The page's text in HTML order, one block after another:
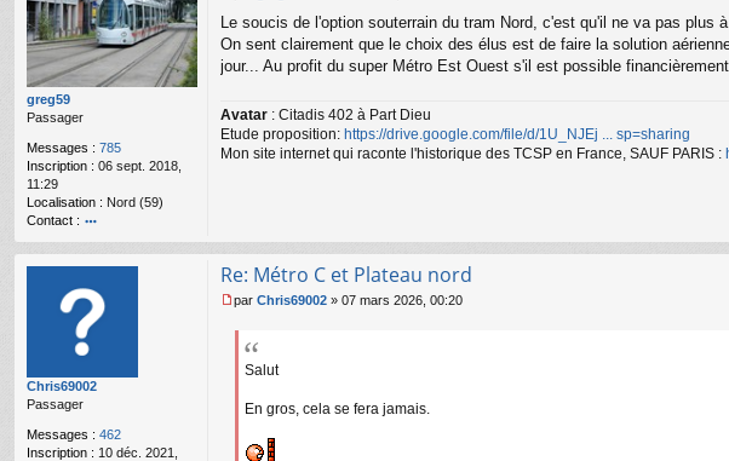
greg59
Passager
Messages : 785
Inscription : 06 sept. 2018,
11:29
Localisation : Nord (59)
Contact :
o
nt
te
r
gr
e
59
e
s
s
e
n
o
Le soucis de l'option souterrain du tram Nord, c'est qu'il ne va pas
On sent clairement que le choix des élus est de faire la solution
jour... Au profit du super Métro Est Ouest s'il est possible
Avatar : Citadis 402 à Part Dieu
Etude proposition: https://drive.google.com/file/d/1U_NJEj ... sp=sharing
Mon site internet qui raconte l'historique des TCSP en France, SAUF PARIS :
Chris69002
Passager
Messages : 462
Inscription : 10 déc. 2021,
Re: Métro C et Plateau nord
e
par Chris69002 » 07 mars 2026, 00:20
Salut
En gros, cela se fera jamais.